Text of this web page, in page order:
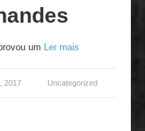
um Ler mais
2017 Uncategorized